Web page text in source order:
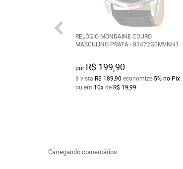
RELÓGIO MONDAINE COURO
MASCULINO PRATA - 83472G0MVNH1
por R$ 199,90
à vista R$ 189,90 economize 5%no Pix
ou em 10xde R$ 19,99
Carregando comentários ...